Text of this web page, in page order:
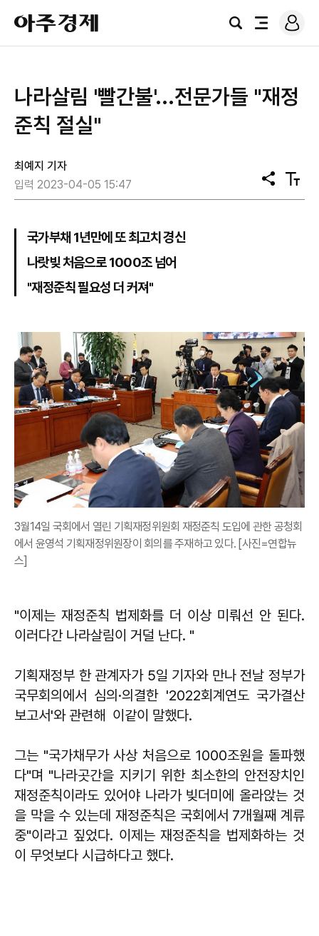
아
주
경
검
전
로
그
나라살림 '빨간불'...전문가들 "재정
준칙 절실"
최예지 기자
입력 2023-04-05 15:47
공
유
텍
스
국가부채 1년만에 또 최고치 경신
나랏빚 처음으로 1000조 넘어
"재정준칙 필요성 더 커져"
3월14일 국회에서 열린 기획재정위원회 재정준칙 도입에 관한 공청회
에서 윤영석 기획재정위원장이 회의를 주재하고 있다. [사진=연합뉴
스]
"이제는 재정준칙 법제화를 더 이상 미뤄선 안 된다.
이러다간 나라살림이 거덜 난다. "
기획재정부 한 관계자가 5일 기자와 만나 전날 정부가
국무회의에서 심의·의결한 '2022회계연도 국가결산
보고서'와 관련해 이같이 말했다.
그는 "국가채무가 사상 처음으로 1000조원을 돌파했
다"며 "나라곳간을 지키기 위한 최소한의 안전장치인
재정준칙이라도 있어야 나라가 빚더미에 올라앉는 것
을 막을 수 있는데 재정준칙은 국회에서 7개월째 계류
중"이라고 짚었다. 이제는 재정준칙을 법제화하는 것
이 무엇보다 시급하다고 했다.